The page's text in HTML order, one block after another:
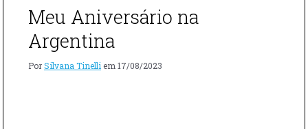
Meu Aniversário na
Argentina
PorSilvana Tinelli em 17/08/2023